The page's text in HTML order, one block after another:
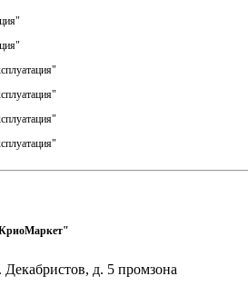
Декабристов, д. 5 промзона